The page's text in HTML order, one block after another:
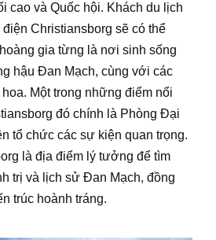
cao và Quốc hội. Khách du lịch
Christiansborg sẽ có thể
gia từng là nơi sinh sống
hậu Đan Mạch, cùng với các
Một trong những điểm nổi
đó chính là Phòng Đại
tổ chức các sự kiện quan trọng.
là địa điểm lý tưởng để tìm
trị và lịch sử Đan Mạch, đồng
trúc hoành tráng.